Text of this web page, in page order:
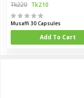
Tk220 Tk210
Musaffi 30 Capsules
Add To Cart